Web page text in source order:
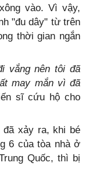
vào. Vì vậy,
"đu dây" từ trên
thời gian ngắn
vắng nên tôi đã
may mắn vì đã
sĩ cứu hộ cho
xảy ra, khi bé
6 của tòa nhà ở
Quốc, thì bị